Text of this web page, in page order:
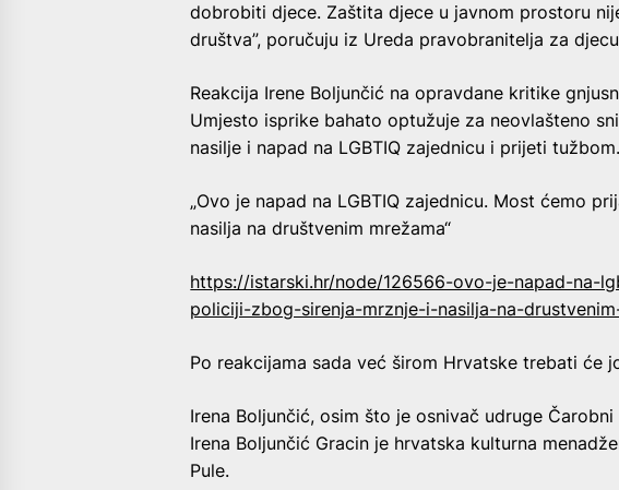
dobrobiti djece. Zaštita djece u javnom prostoru
društva”, poručuju iz Ureda pravobranitelja za
Reakcija Irene Boljunčić na opravdane kritike
Umjesto isprike bahato optužuje za neovlašteno
nasilje i napad na LGBTIQ zajednicu i prijeti tužbom.
„Ovo je napad na LGBTIQ zajednicu. Most ćemo
nasilja na društvenim mrežama“
https://istarski.hr/node/126566-ovo-je-napad-na-
policiji-zbog-sirenja-mrznje-i-nasilja-na-
Po reakcijama sada već širom Hrvatske trebati će
Irena Boljunčić, osim što je osnivač udruge
Irena Boljunčić Gracin je hrvatska kulturna
Pule.